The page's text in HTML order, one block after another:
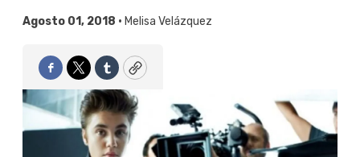
Agosto 01, 2018 • Melisa Velázquez
Facebook
TwitterTumblrCopy